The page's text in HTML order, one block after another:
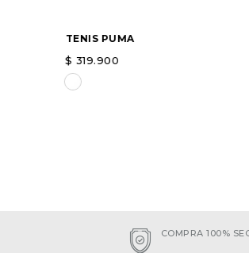
TENIS PUMA
$ 319.900
COMPRA 100%